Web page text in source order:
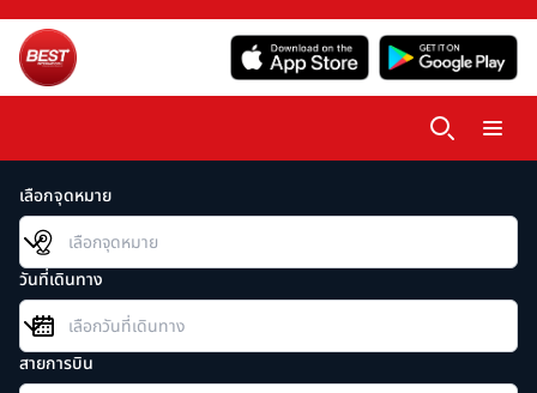
เลือกจุดหมาย
วันที่เดินทาง
สายการบิน